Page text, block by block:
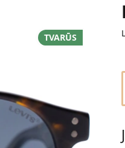
TVARŪS